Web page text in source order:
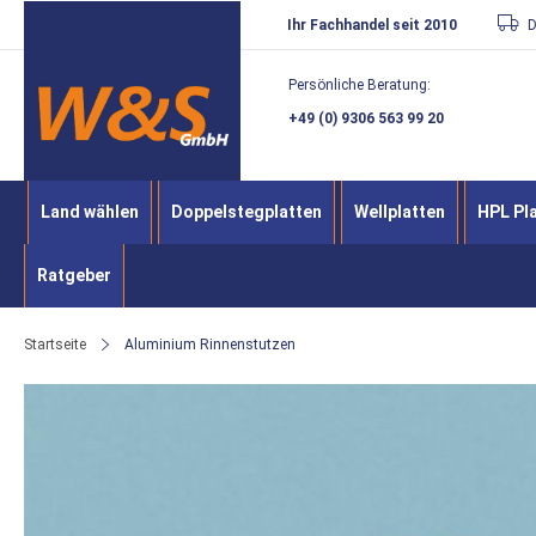
Direkt
zum
Inhalt
Ihr Fachhandel seit 2010
Persönliche Beratung:
+49 (0) 9306 563 99 20
Land wählen Doppelstegplatten Wellplatten HPL
Ratgeber
Startseite Aluminium Rinnenstutzen